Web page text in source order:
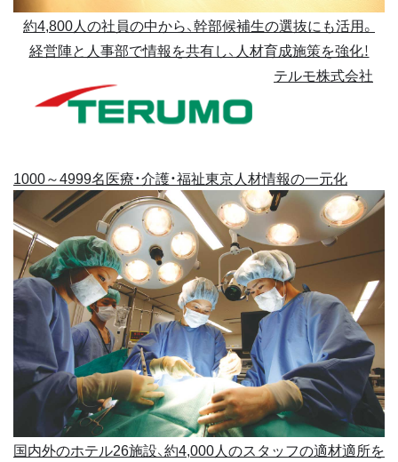
約4,800人の社員の中から、幹部候補生の選抜にも活用。
経営陣と人事部で情報を共有し、人材育成施策を強化！
テルモ株式会社
1000～4999名医療・介護・福祉東京人材情報の一元化
国内外のホテル26施設、約4,000人のスタッフの適材適所を